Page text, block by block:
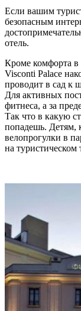
Если вашим
безопасным
отель.
Кроме комфорта в
Visconti Palace
проводит в сад к
Для активных
фитнеса, а за
Так что в какую
попадешь. Детям,
велопрогулки в
на туристическом